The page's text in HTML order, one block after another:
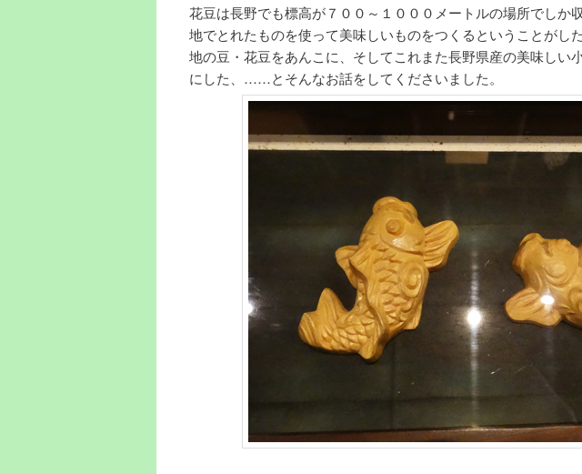
花豆は長野でも標高が７００～１０００メートルの場所でしか
地でとれたものを使って美味しいものをつくるということがし
地の豆・花豆をあんこに、そしてこれまた長野県産の美味しい
にした、……とそんなお話をしてくださいました。